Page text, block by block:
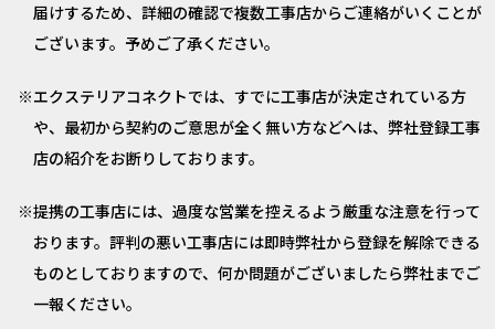
届けするため、詳細の確認で複数工事店からご連絡がいくことが
ございます。予めご了承ください。
エクステリアコネクトでは、すでに工事店が決定されている方
や、最初から契約のご意思が全く無い方などへは、弊社登録工事
店の紹介をお断りしております。
提携の工事店には、過度な営業を控えるよう厳重な注意を行って
おります。評判の悪い工事店には即時弊社から登録を解除できる
ものとしておりますので、何か問題がございましたら弊社までご
一報ください。